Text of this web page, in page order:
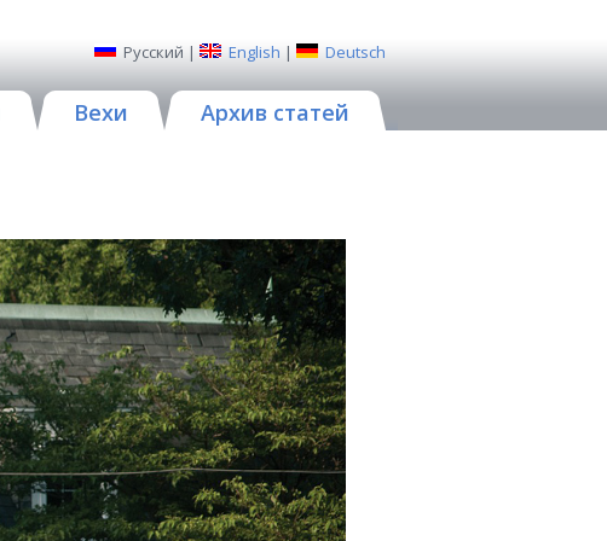
Русский | English | Deutsch
Вехи Архив статей